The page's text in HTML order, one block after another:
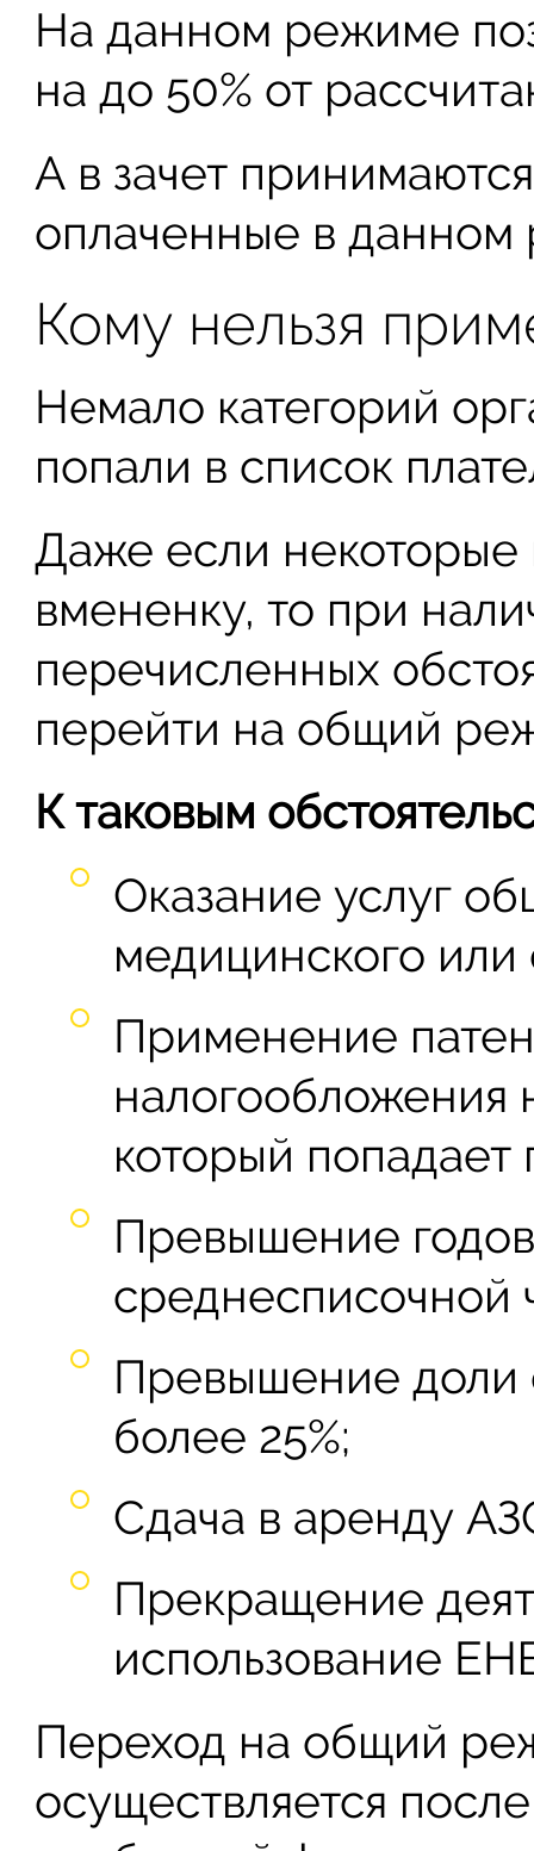
На данном режиме
на до 50% от
А в зачет
оплаченные в
Кому нельзя
Немало категорий
попали в список
Даже если
вмененку, то при
перечисленных
перейти на общий
К таковым
Оказание услуг
медицинского
Применение
налогообложения
который
Превышение
среднесписочной
Превышение доли
более 25%;
Сдача в аренду
Прекращение
использование
Переход на общий
осуществляется